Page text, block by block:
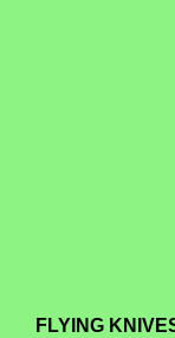
FLYING